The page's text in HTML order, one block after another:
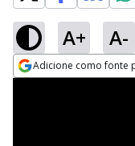
A+ A-
Adicione como fonte